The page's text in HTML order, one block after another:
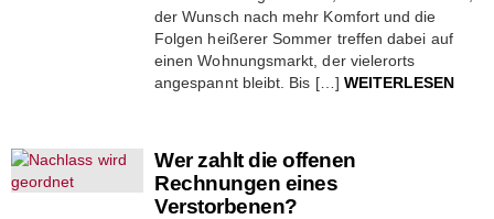
der Wunsch nach mehr Komfort und die
Folgen heißerer Sommer treffen dabei auf
einen Wohnungsmarkt, der vielerorts
angespannt bleibt. Bis […] WEITERLESEN
Wer zahlt die offenen
Rechnungen eines
Verstorbenen?